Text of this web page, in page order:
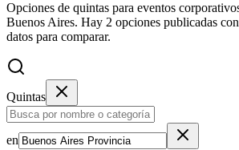
Opciones de quintas para eventos
Buenos Aires. Hay 2 opciones publicadas
datos para comparar.
Quintas
en